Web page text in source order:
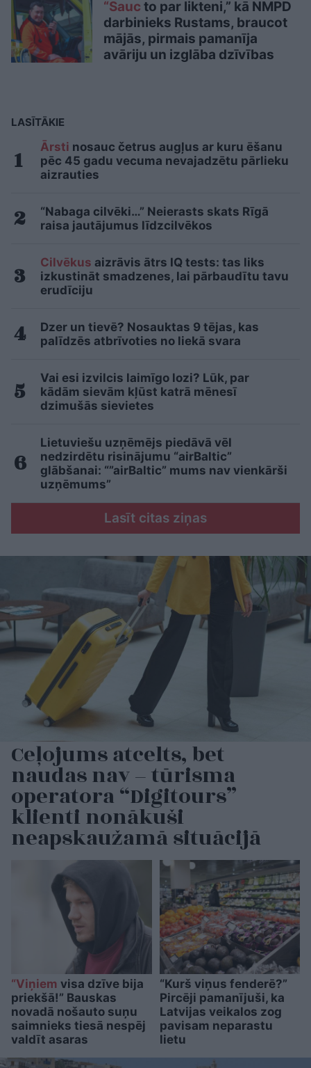
“Sauc to par likteni,” kā NMPD
darbinieks Rustams, braucot
mājās, pirmais pamanīja
avāriju un izglāba dzīvības
LASĪTĀKIE
Ārsti nosauc četrus augļus ar kuru ēšanu
pēc 45 gadu vecuma nevajadzētu pārlieku
aizrauties
“Nabaga cilvēki…” Neierasts skats Rīgā
raisa jautājumus līdzcilvēkos
Cilvēkus aizrāvis ātrs IQ tests: tas liks
izkustināt smadzenes, lai pārbaudītu tavu
erudīciju
Dzer un tievē? Nosauktas 9 tējas, kas
palīdzēs atbrīvoties no liekā svara
Vai esi izvilcis laimīgo lozi? Lūk, par
kādām sievām kļūst katrā mēnesī
dzimušās sievietes
Lietuviešu uzņēmējs piedāvā vēl
nedzirdētu risinājumu “airBaltic”
glābšanai: “”airBaltic” mums nav vienkārši
uzņēmums”
Lasīt citas ziņas
Ceļojums atcelts, bet
naudas nav – tūrisma
operatora “Digitours”
klienti nonākuši
neapskaužamā situācijā
“Viņiem visa dzīve bija
priekšā!” Bauskas
novadā nošauto suņu
saimnieks tiesā nespēj
valdīt asaras
“Kurš viņus fenderē?”
Pircēji pamanījuši, ka
Latvijas veikalos zog
pavisam neparastu
lietu